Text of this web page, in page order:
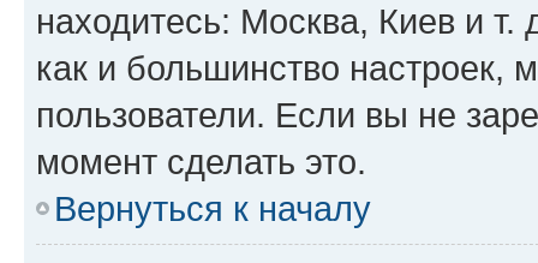
находитесь: Москва, Киев и т.
как и большинство настроек,
пользователи. Если вы не
момент сделать это.
Вернуться к началу